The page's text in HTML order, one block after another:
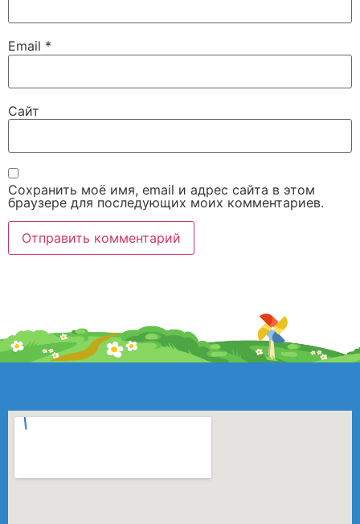
Email *
Сайт
Сохранить моё имя, email и адрес сайта в этом
браузере для последующих моих комментариев.